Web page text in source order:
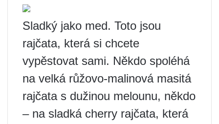
Sladký jako med. Toto jsou
rajčata, která si chcete
vypěstovat sami. Někdo spoléhá
na velká růžovo-malinová masitá
rajčata s dužinou melounu, někdo
– na sladká cherry rajčata, která